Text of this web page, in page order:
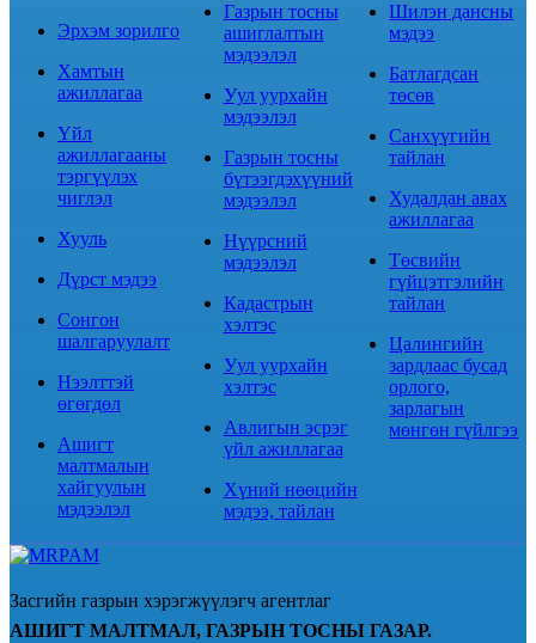
Эрхэм зорилго
Хамтын
ажиллагаа
Үйл
ажиллагааны
тэргүүлэх
чиглэл
Хууль
Дүрст мэдээ
Сонгон
шалгаруулалт
Нээлттэй
өгөгдөл
Ашигт
малтмалын
хайгуулын
мэдээлэл
Газрын тосны
ашиглалтын
мэдээлэл
Уул уурхайн
мэдээлэл
Газрын тосны
бүтээгдэхүүний
мэдээлэл
Нүүрсний
мэдээлэл
Кадастрын
хэлтэс
Уул уурхайн
хэлтэс
Авлигын эсрэг
үйл ажиллагаа
Хүний нөөцийн
мэдээ, тайлан
Шилэн дансны
мэдээ
Батлагдсан
төсөв
Санхүүгийн
тайлан
Худалдан авах
ажиллагаа
Төсвийн
гүйцэтгэлийн
тайлан
Цалингийн
зардлаас бусад
орлого,
зарлагын
мөнгөн гүйлгээ
Засгийн газрын хэрэгжүүлэгч агентлаг
АШИГТ МАЛТМАЛ, ГАЗРЫН ТОСНЫ ГАЗАР.